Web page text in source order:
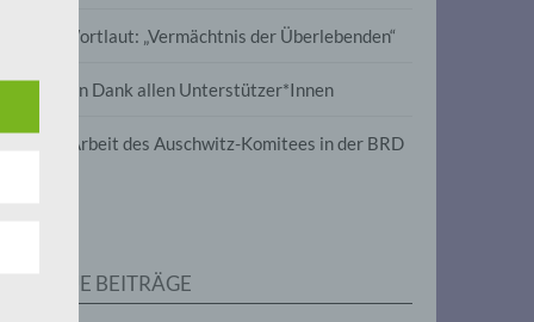
Im Wortlaut: „Vermächtnis der Überlebenden“
Vielen Dank allen Unterstützer*Innen
Zur Arbeit des Auschwitz-Komitees in der BRD
NEUE BEITRÄGE